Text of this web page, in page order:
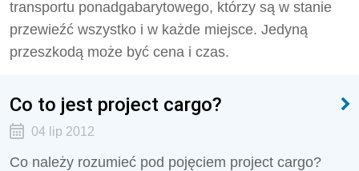
transportu ponadgabarytowego, którzy są w stanie
przewieźć wszystko i w każde miejsce. Jedyną
przeszkodą może być cena i czas.
Co to jest project cargo?
04 lip 2012
Co należy rozumieć pod pojęciem project cargo?